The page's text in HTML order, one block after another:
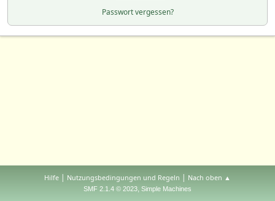
Passwort vergessen?
Hilfe | Nutzungsbedingungen und Regeln | Nach oben ▲
SMF 2.1.4 © 2023, Simple Machines